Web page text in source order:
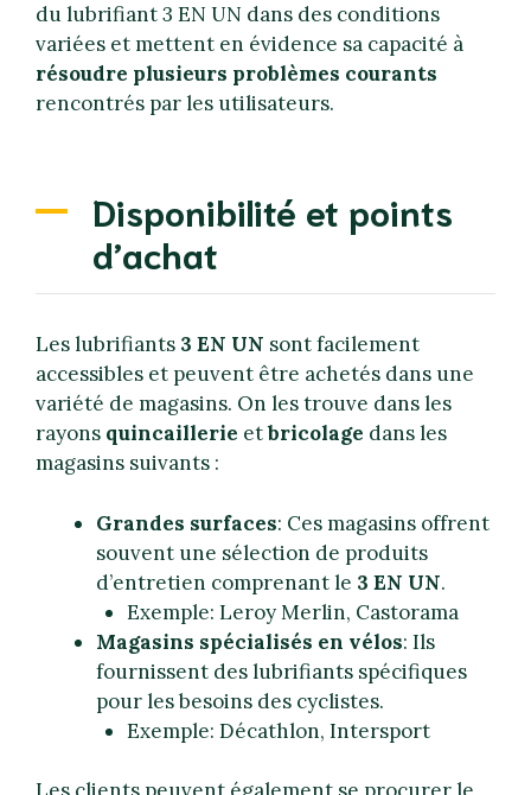
du lubrifiant 3 EN UN dans des conditions
variées et mettent en évidence sa capacité à
résoudre plusieurs problèmes courants
rencontrés par les utilisateurs.
Disponibilité et points
d’achat
Les lubrifiants 3 EN UN sont facilement
accessibles et peuvent être achetés dans une
variété de magasins. On les trouve dans les
rayons quincaillerie etbricolage dans les
magasins suivants :
Grandes surfaces: Ces magasins offrent
souvent une sélection de produits
d’entretien comprenant le 3 EN UN.
Exemple: Leroy Merlin, Castorama
Magasins spécialisés en vélos: Ils
fournissent des lubrifiants spécifiques
pour les besoins des cyclistes.
Exemple: Décathlon, Intersport